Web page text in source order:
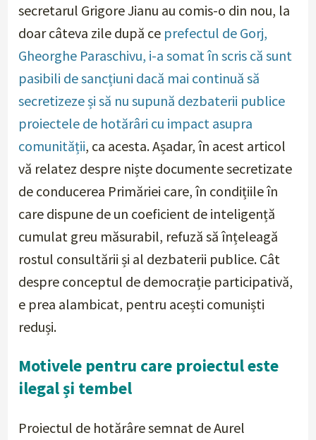
secretarul Grigore Jianu au comis-o din nou, la
doar câteva zile după ce prefectul de Gorj,
Gheorghe Paraschivu, i-a somat în scris că sunt
pasibili de sancțiuni dacă mai continuă să
secretizeze și să nu supună dezbaterii publice
proiectele de hotărâri cu impact asupra
comunității, ca acesta. Așadar, în acest articol
vă relatez despre niște documente secretizate
de conducerea Primăriei care, în condițiile în
care dispune de un coeficient de inteligență
cumulat greu măsurabil, refuză să înțeleagă
rostul consultării și al dezbaterii publice. Cât
despre conceptul de democrație participativă,
e prea alambicat, pentru acești comuniști
reduși.
Motivele pentru care proiectul este
ilegal și tembel
Proiectul de hotărâre semnat de Aurel